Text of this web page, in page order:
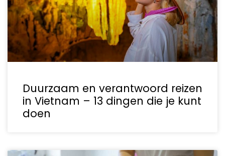
Duurzaam en verantwoord reizen
in Vietnam – 13 dingen die je kunt
doen